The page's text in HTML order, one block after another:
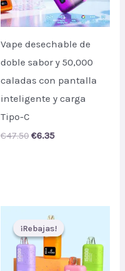
Vape desechable de
doble sabor y 50,000
caladas con pantalla
inteligente y carga
Tipo-C
€47.50 Original
€6.35Current
¡Rebajas!
¡Rebajas!